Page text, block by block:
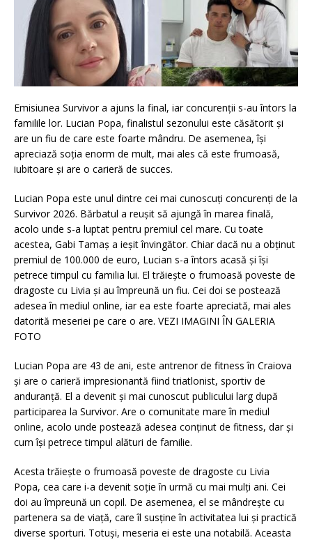
Emisiunea Survivor a ajuns la final, iar concurenții s-au întors la
familile lor. Lucian Popa, finalistul sezonului este căsătorit și
are un fiu de care este foarte mândru. De asemenea, își
apreciază soția enorm de mult, mai ales că este frumoasă,
iubitoare și are o carieră de succes.
Lucian Popa este unul dintre cei mai cunoscuți concurenți de la
Survivor 2026. Bărbatul a reușit să ajungă în marea finală,
acolo unde s-a luptat pentru premiul cel mare. Cu toate
acestea, Gabi Tamaș a ieșit învingător. Chiar dacă nu a obținut
premiul de 100.000 de euro, Lucian s-a întors acasă și își
petrece timpul cu familia lui. El trăiește o frumoasă poveste de
dragoste cu Livia și au împreună un fiu. Cei doi se postează
adesea în mediul online, iar ea este foarte apreciată, mai ales
datorită meseriei pe care o are. VEZI IMAGINI ÎN GALERIA
FOTO
Lucian Popa are 43 de ani, este antrenor de fitness în Craiova
și are o carieră impresionantă fiind triatlonist, sportiv de
anduranță. El a devenit și mai cunoscut publicului larg după
participarea la Survivor. Are o comunitate mare în mediul
online, acolo unde postează adesea conținut de fitness, dar și
cum își petrece timpul alături de familie.
Acesta trăiește o frumoasă poveste de dragoste cu Livia
Popa, cea care i-a devenit soție în urmă cu mai mulți ani. Cei
doi au împreună un copil. De asemenea, el se mândrește cu
partenera sa de viață, care îl susține în activitatea lui și practică
diverse sporturi. Totuși, meseria ei este una notabilă. Aceasta